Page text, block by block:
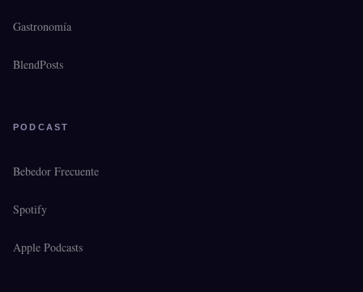
Gastronomía
BlendPosts
PODCAST
Bebedor Frecuente
Spotify
Apple Podcasts